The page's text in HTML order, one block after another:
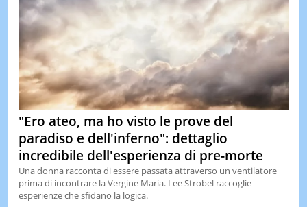
LE
DI
IERI
"Ero ateo, ma ho visto le prove del
paradiso e dell'inferno": dettaglio
incredibile dell'esperienza di pre-morte
Una donna racconta di essere passata attraverso un ventilatore
prima di incontrare la Vergine Maria. Lee Strobel raccoglie
esperienze che sfidano la logica.